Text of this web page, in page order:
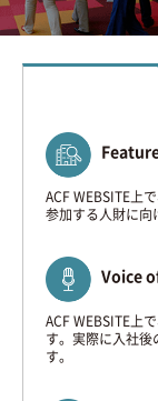
ACF WEBSITE上
参加する人財に向
Voice
ACF WEBSITE上
す。実際に入社後
す。